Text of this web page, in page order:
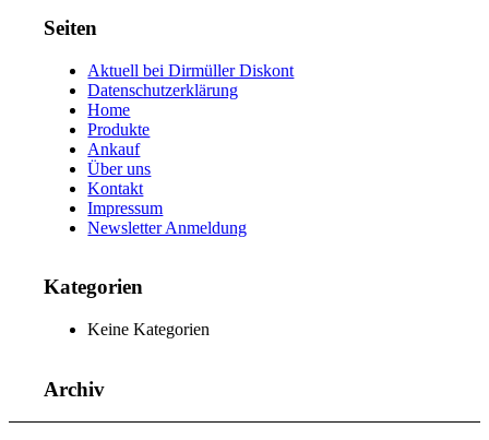
Seiten
Aktuell bei Dirmüller Diskont
Datenschutzerklärung
Home
Produkte
Ankauf
Über uns
Kontakt
Impressum
Newsletter Anmeldung
Kategorien
Keine Kategorien
Archiv